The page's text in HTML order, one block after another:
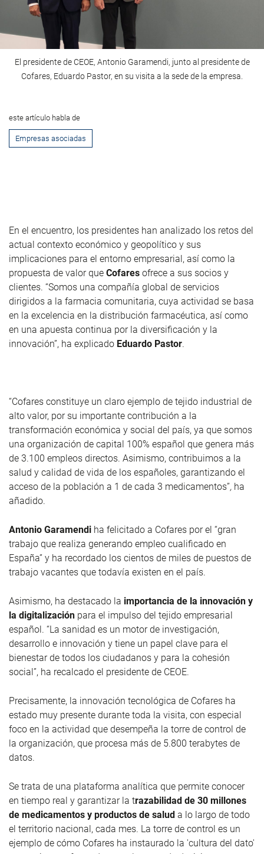
El presidente de CEOE, Antonio Garamendi, junto al presidente de
Cofares, Eduardo Pastor, en su visita a la sede de la empresa.
este artículo habla de
Empresas asociadas
En el encuentro, los presidentes han analizado los retos del
actual contexto económico y geopolítico y sus
implicaciones para el entorno empresarial, así como la
propuesta de valor que Cofares ofrece a sus socios y
clientes. “Somos una compañía global de servicios
dirigidos a la farmacia comunitaria, cuya actividad se basa
en la excelencia en la distribución farmacéutica, así como
en una apuesta continua por la diversificación y la
innovación”, ha explicado Eduardo Pastor.
“Cofares constituye un claro ejemplo de tejido industrial de
alto valor, por su importante contribución a la
transformación económica y social del país, ya que somos
una organización de capital 100% español que genera más
de 3.100 empleos directos. Asimismo, contribuimos a la
salud y calidad de vida de los españoles, garantizando el
acceso de la población a 1 de cada 3 medicamentos”, ha
añadido.
Antonio Garamendi ha felicitado a Cofares por el “gran
trabajo que realiza generando empleo cualificado en
España” y ha recordado los cientos de miles de puestos de
trabajo vacantes que todavía existen en el país.
Asimismo, ha destacado la importancia de la innovación y
la digitalización para el impulso del tejido empresarial
español. “La sanidad es un motor de investigación,
desarrollo e innovación y tiene un papel clave para el
bienestar de todos los ciudadanos y para la cohesión
social”, ha recalcado el presidente de CEOE.
Precisamente, la innovación tecnológica de Cofares ha
estado muy presente durante toda la visita, con especial
foco en la actividad que desempeña la torre de control de
la organización, que procesa más de 5.800 terabytes de
datos.
Se trata de una plataforma analítica que permite conocer
en tiempo real y garantizar la trazabilidad de 30 millones
de medicamentos y productos de salud a lo largo de todo
el territorio nacional, cada mes. La torre de control es un
ejemplo de cómo Cofares ha instaurado la 'cultura del dato'